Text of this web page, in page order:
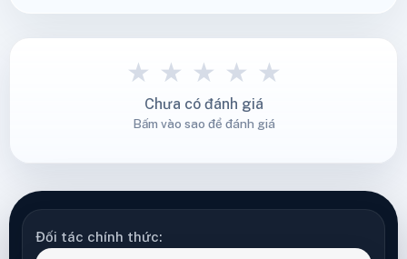
★ ★ ★ ★ ★
Chưa có đánh giá
Bấm vào sao để đánh giá
Đối tác chính thức: